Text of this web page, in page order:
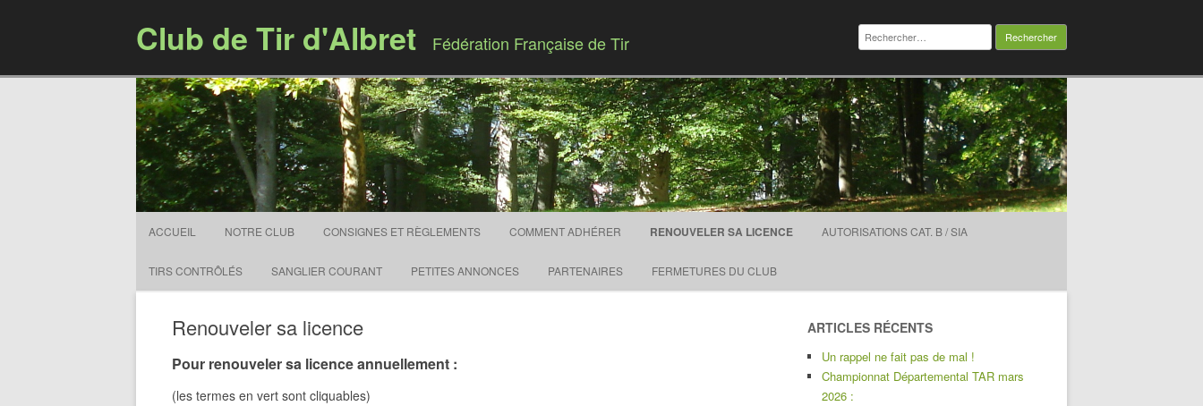
Club de Tir d'Albret Fédération Française de Tir
Rechercher :
ACCUEIL NOTRE CLUB CONSIGNES ET RÈGLEMENTS COMMENT ADHÉRER RENOUVELER SA LICENCE AUTORISATIONS CAT. B / SIA
TIRS CONTRÔLÉS SANGLIER COURANT PETITES ANNONCES PARTENAIRES FERMETURES DU CLUB
Renouveler sa licence
Pour renouveler sa licence annuellement :
(les termes en vert sont cliquables)
ARTICLES RÉCENTS
Un rappel ne fait pas de mal !
Championnat Départemental TAR mars
2026 :